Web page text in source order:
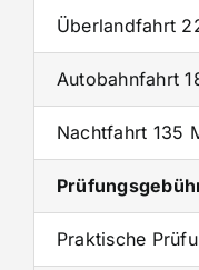
Überlandfahrt
Autobahnfahrt
Nachtfahrt 135
Praktische